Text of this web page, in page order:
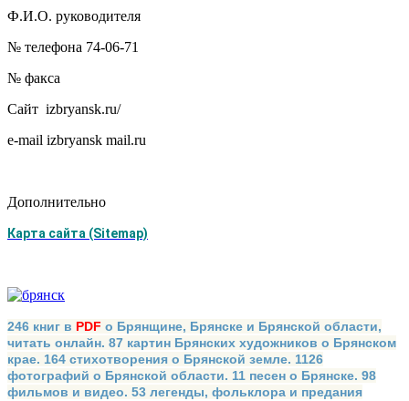
Ф.И.О. руководителя
№ телефона 74-06-71
№ факса
Сайт izbryansk.ru/
e-mail izbryansk mail.ru
Дополнительно
Карта сайта (Sitemap)
246 книг в PDF о Брянщине, Брянске и Брянской области,
читать онлайн. 87 картин Брянских художников о Брянском
крае. 164 стихотворения о Брянской земле. 1126
фотографий о Брянской области. 11 песен о Брянске. 98
фильмов и видео. 53 легенды, фольклора и предания